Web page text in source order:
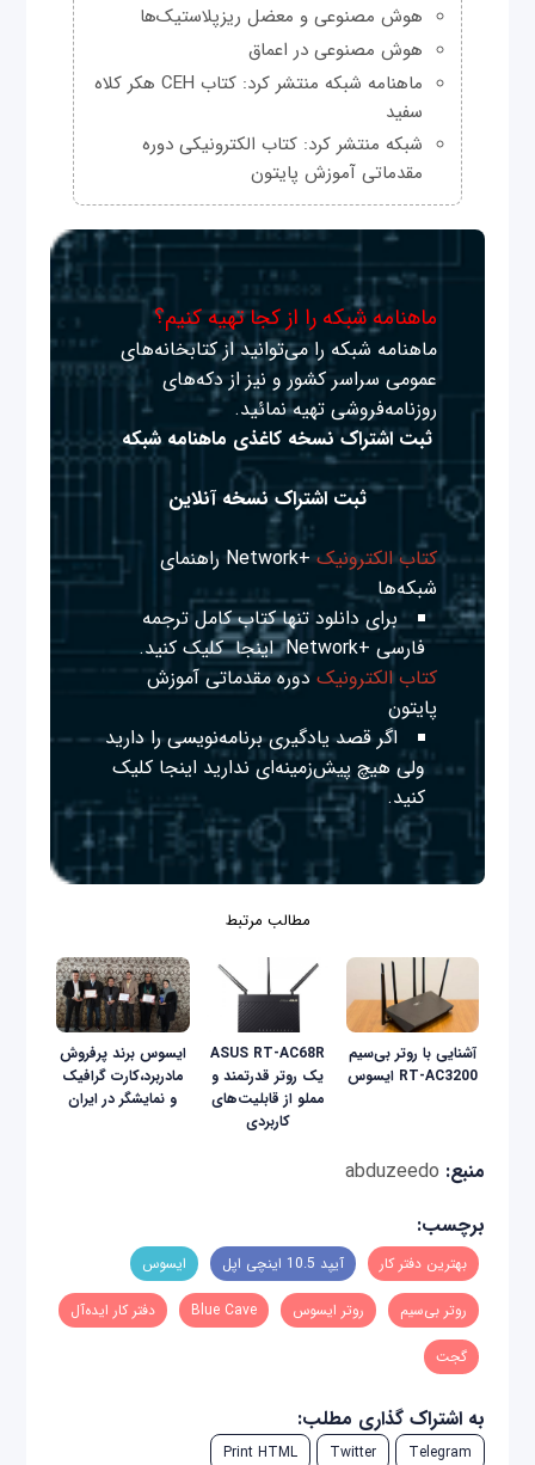
هوش مصنوعی و معضل ریزپلاستیک‌ها
هوش مصنوعی در اعماق
ماهنامه شبکه منتشر کرد: کتاب CEH هکر کلاه
سفید
شبکه منتشر کرد: کتاب الکترونیکی دوره
مقدماتی آموزش پایتون
ماهنامه شبکه را از کجا تهیه کنیم؟
ماهنامه شبکه را می‌توانید از کتابخانه‌های
عمومی سراسر کشور و نیز از دکه‌های
روزنامه‌فروشی تهیه نمائید.
ثبت اشتراک نسخه کاغذی ماهنامه شبکه
ثبت اشتراک نسخه آنلاین
کتاب الکترونیک
+Network راهنمای
شبکه‌ها
برای دانلود تنها کتاب کامل ترجمه
فارسی +Network
اینجا کلیک کنید.
کتاب الکترونیک دوره مقدماتی آموزش
پایتون
اگر قصد یادگیری برنامه‌نویسی را دارید
ولی هیچ پیش‌زمینه‌ای نداریداینجا کلیک
کنید.
مطالب مرتبط
آشنایی با ‌روتر بی‌سیم
RT-AC3200 ایسوس
ASUS RT-AC68R‌
یک روتر قدرتمند و
مملو از قابلیت‌های
کاربردی
ایسوس برند پرفروش
مادربرد،کارت گرافیک
و نمایشگر در ایران
منبع: abduzeedo
برچسب:
بهترین دفتر کار آیپد 10.5 اینچی اپل ایسوس
روتر بی‌سیم روتر ایسوس Blue Cave دفتر کار ایده‌آل
گجت
به اشتراک گذاری مطلب:
Telegram
Twitter
Print HTML